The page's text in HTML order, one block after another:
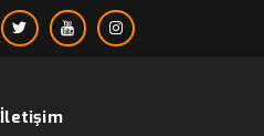
İletişim